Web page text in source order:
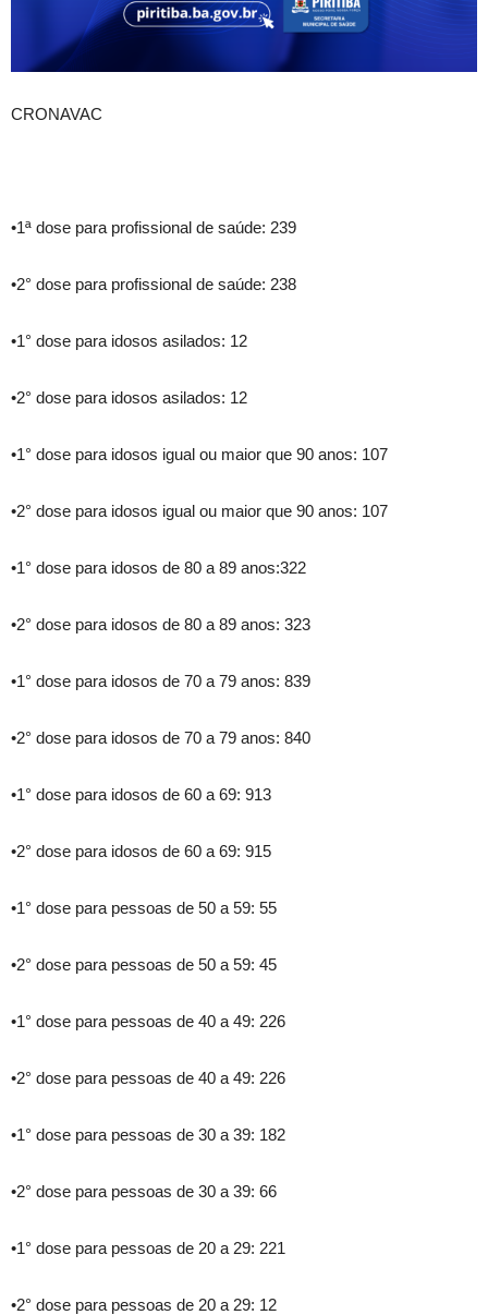
CRONAVAC
•1ª dose para profissional de saúde: 239
•2° dose para profissional de saúde: 238
•1° dose para idosos asilados: 12
•2° dose para idosos asilados: 12
•1° dose para idosos igual ou maior que 90 anos: 107
•2° dose para idosos igual ou maior que 90 anos: 107
•1° dose para idosos de 80 a 89 anos:322
•2° dose para idosos de 80 a 89 anos: 323
•1° dose para idosos de 70 a 79 anos: 839
•2° dose para idosos de 70 a 79 anos: 840
•1° dose para idosos de 60 a 69: 913
•2° dose para idosos de 60 a 69: 915
•1° dose para pessoas de 50 a 59: 55
•2° dose para pessoas de 50 a 59: 45
•1° dose para pessoas de 40 a 49: 226
•2° dose para pessoas de 40 a 49: 226
•1° dose para pessoas de 30 a 39: 182
•2° dose para pessoas de 30 a 39: 66
•1° dose para pessoas de 20 a 29: 221
•2° dose para pessoas de 20 a 29: 12